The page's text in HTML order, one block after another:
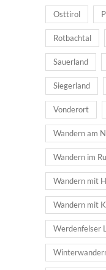
Osttirol
Rotbachtal
Sauerland
Siegerland
Vonderort
Wandern am
Wandern im
Wandern mit
Wandern mit
Werdenfelser